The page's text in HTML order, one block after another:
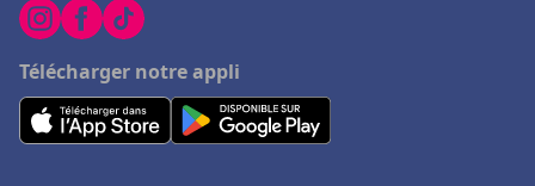
Télécharger notre appli